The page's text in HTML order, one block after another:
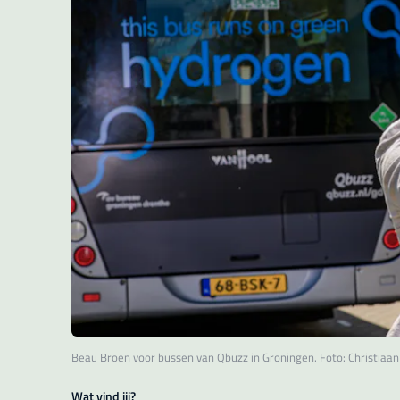
Beau Broen voor bussen van Qbuzz in Groningen. Foto: